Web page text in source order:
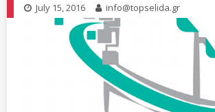
July 15, 2016 info@topselida.gr